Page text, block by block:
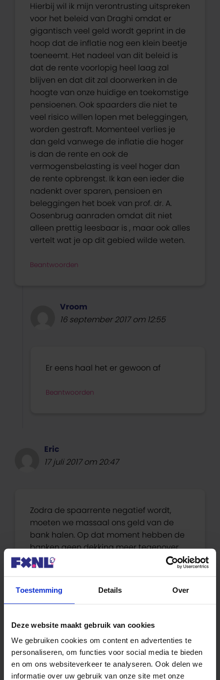
Toestemming Details Over
Deze website maakt gebruik van cookies
We gebruiken cookies om content en advertenties te
personaliseren, om functies voor social media te bieden
en om ons websiteverkeer te analyseren. Ook delen we
informatie over uw gebruik van onze site met onze
Hierbij wil ik mijn verontrusting uitspreken
voor het beleid van Draghi omdat er
gigantisch veel geld wordt geprint in de
hoop dat de inflatie nog een klein beetje
toeneemt. Het nadeel van dit beleid is
dat de rente voorlopig heel laag zal
blijven en dat dit zal doorwerken in de
hoogte van onze huidige en toekomstige
pensioenen. Ook spaarders die niet te
veel risico willen lopen met beleggingen,
worden gestraft. Momenteel verlies je
dan geld vanwege de inflatie die hoger
is dan de rente en ook de
vermogensbelasting is veel hoger dan
de rente opbrengst. Ik kan een ieder die
nadenkt over sparen, pensioen en
beleggingen het boek van prof. dr. A.
Oosenbrug aanraden omdat dit niet
alleen prettig leesbaar is , maar ook alles
vertelt wat je op dit gebied wilde weten.
Beantwoorden
Vroom
16 september 2017 om 12:55
Er eens haal het er gewoon af
Beantwoorden
Eric
17 juli 2017 om 20:47
Zodra de spaarrente negatief wordt,
moeten we massaal ons geld van de
bank halen. Op dat moment hebben de
banken geen dekking meer tegenover
hun uitstaande leningen. Dan hebben zij
een probleem.
Beantwoorden
Gerard
19 juli 2017 om 20:01